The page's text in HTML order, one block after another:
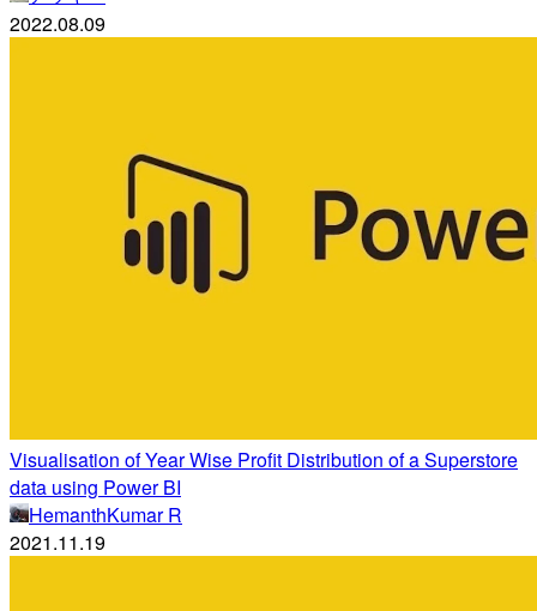
2022.08.09
Visualisation of Year Wise Profit Distribution of a Superstore
data using Power BI
HemanthKumar R
2021.11.19